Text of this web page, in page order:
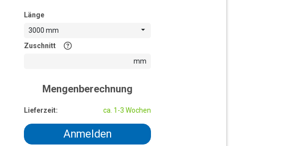
Länge
3000 mm
Zuschnitt
mm
Mengenberechnung
Lieferzeit: ca. 1-3 Wochen
Anmelden